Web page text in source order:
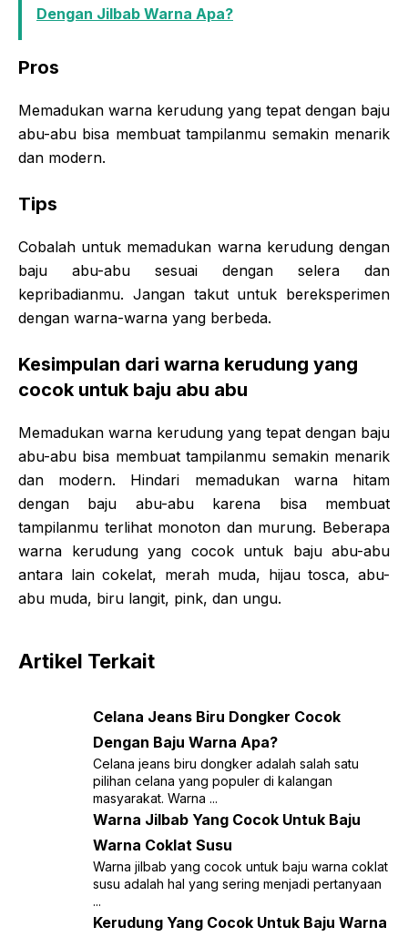
Dengan Jilbab Warna Apa?
Pros
Memadukan warna kerudung yang tepat dengan baju
abu-abu bisa membuat tampilanmu semakin menarik
dan modern.
Tips
Cobalah untuk memadukan warna kerudung dengan
baju abu-abu sesuai dengan selera dan
kepribadianmu. Jangan takut untuk bereksperimen
dengan warna-warna yang berbeda.
Kesimpulan dari warna kerudung yang
cocok untuk baju abu abu
Memadukan warna kerudung yang tepat dengan baju
abu-abu bisa membuat tampilanmu semakin menarik
dan modern. Hindari memadukan warna hitam
dengan baju abu-abu karena bisa membuat
tampilanmu terlihat monoton dan murung. Beberapa
warna kerudung yang cocok untuk baju abu-abu
antara lain cokelat, merah muda, hijau tosca, abu-
abu muda, biru langit, pink, dan ungu.
Artikel Terkait
Celana Jeans Biru Dongker Cocok
Dengan Baju Warna Apa?
Celana jeans biru dongker adalah salah satu
pilihan celana yang populer di kalangan
masyarakat. Warna ...
Warna Jilbab Yang Cocok Untuk Baju
Warna Coklat Susu
Warna jilbab yang cocok untuk baju warna coklat
susu adalah hal yang sering menjadi pertanyaan
...
Kerudung Yang Cocok Untuk Baju Warna